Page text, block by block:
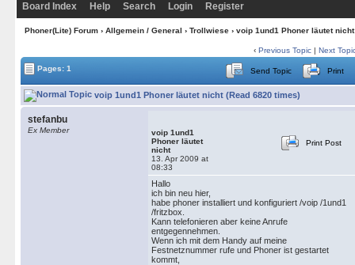
Board Index Help Search Login Register
Phoner(Lite) Forum› Allgemein / General › Trollwiese› voip 1und1 Phoner läutet nicht
‹ Previous Topic | Next
Pages: 1 Send Topic Print
voip 1und1 Phoner läutet nicht (Read 6820 times)
stefanbu
Ex Member
voip 1und1
Phoner läutet
nicht
13. Apr 2009 at
08:33
Print Post
Hallo
ich bin neu hier,
habe phoner installiert und konfiguriert /voip /1und1
/fritzbox.
Kann telefonieren aber keine Anrufe
entgegennehmen.
Wenn ich mit dem Handy auf meine
Festnetznummer rufe und Phoner ist gestartet
kommt,